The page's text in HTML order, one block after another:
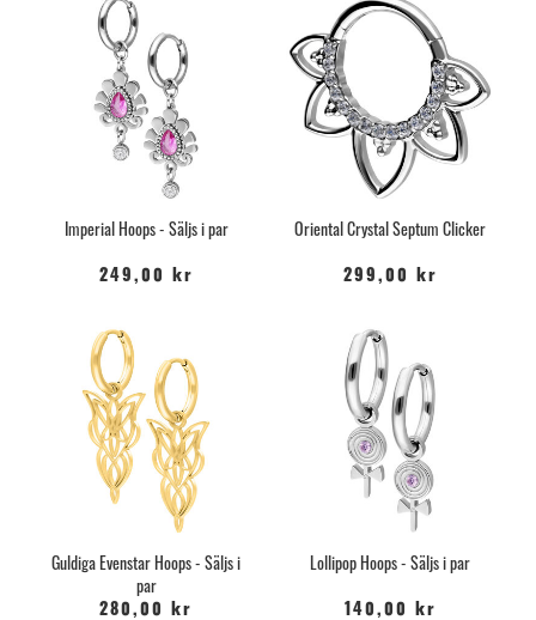
Imperial Hoops - Säljs i par
249,00 kr
Oriental Crystal Septum Clicker
299,00 kr
Guldiga Evenstar Hoops - Säljs i
par
280,00 kr
Lollipop Hoops - Säljs i par
140,00 kr